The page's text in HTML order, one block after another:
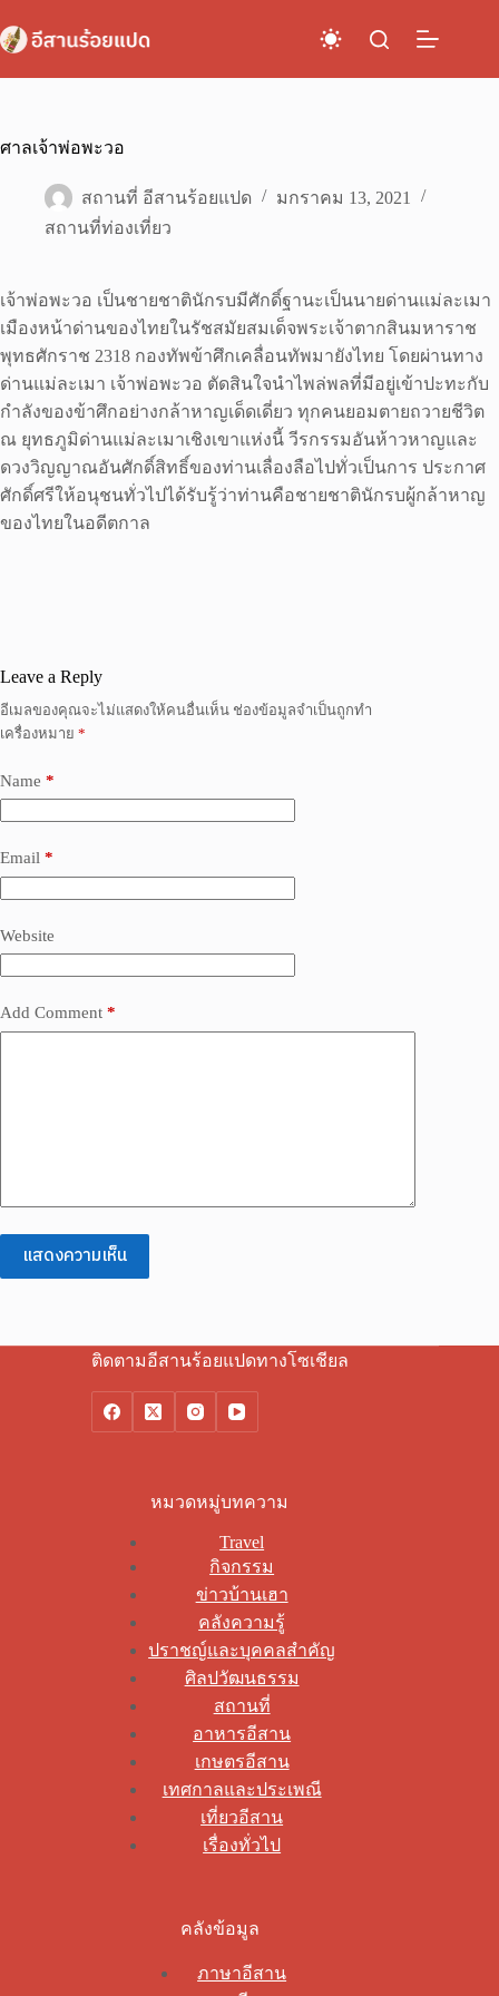
to
content
ศาลเจ้าพ่อพะวอ
สถานที่ อีสานร้อยแปด
มกราคม 13, 2021
สถานที่ท่องเที่ยว
เจ้าพ่อพะวอ เป็นชายชาตินักรบมีศักดิ์ฐานะเป็นนายด่านแม่ละเมา
เมืองหน้าด่านของไทยในรัชสมัยสมเด็จพระเจ้าตากสินมหาราช
พุทธศักราช 2318 กองทัพข้าศึกเคลื่อนทัพมายังไทย โดยผ่านทาง
ด่านแม่ละเมา เจ้าพ่อพะวอ ตัดสินใจนำไพล่พลที่มีอยู่เข้าปะทะกับ
กำลังของข้าศึกอย่างกล้าหาญเด็ดเดี่ยว ทุกคนยอมตายถวายชีวิต
ณ ยุทธภูมิด่านแม่ละเมาเชิงเขาแห่งนี้ วีรกรรมอันห้าวหาญและ
ดวงวิญญาณอันศักดิ์สิทธิ์ของท่านเลื่องลือไปทั่วเป็นการ ประกาศ
ศักดิ์ศรีให้อนุชนทั่วไปได้รับรู้ว่าท่านคือชายชาตินักรบผู้กล้าหาญ
ของไทยในอดีตกาล
Leave a Reply
อีเมลของคุณจะไม่แสดงให้คนอื่นเห็น ช่องข้อมูลจำเป็นถูกทำ
เครื่องหมาย *
Name *
Email *
Website
Add Comment *
แสดงความเห็น
ติดตามอีสานร้อยแปดทางโซเชียล
หมวดหมู่บทความ
Travel
กิจกรรม
ข่าวบ้านเฮา
คลังความรู้
ปราชญ์และบุคคลสำคัญ
ศิลปวัฒนธรรม
สถานที่
อาหารอีสาน
เกษตรอีสาน
เทศกาลและประเพณี
เที่ยวอีสาน
เรื่องทั่วไป
คลังข้อมูล
ภาษาอีสาน